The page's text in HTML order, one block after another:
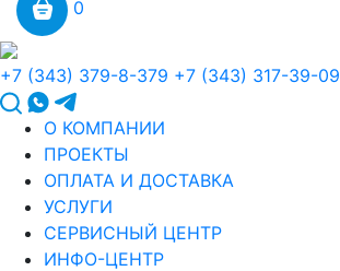
0
+7 (343) 379-8-379 +7 (343) 317-39-09
О КОМПАНИИ
ПРОЕКТЫ
ОПЛАТА И ДОСТАВКА
УСЛУГИ
СЕРВИСНЫЙ ЦЕНТР
ИНФО-ЦЕНТР